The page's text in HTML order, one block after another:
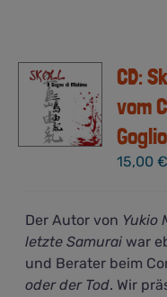
CD:
vom
Goglio
15,00€
Der Autor von Yukio
letzte Samurai war
und Berater beim
oder der Tod. Wir